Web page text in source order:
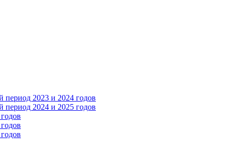
2023 и 2024 годов
2024 и 2025 годов